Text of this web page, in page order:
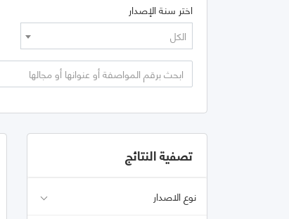
اختر سنة الإصدار
الكل
تصفية النتائج
نوع الاصدار